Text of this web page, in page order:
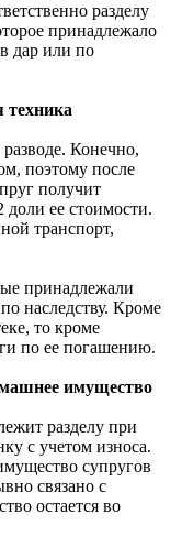
разделу
принадлежало
дар или по
техника
Конечно,
поэтому после
получит
ее стоимости.
транспорт,
принадлежали
наследству. Кроме
то кроме
по ее погашению.
имущество
разделу при
с учетом износа.
супругов
связано с
остается во